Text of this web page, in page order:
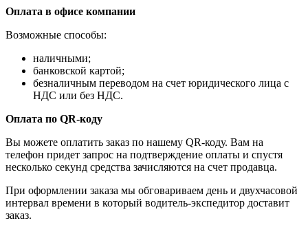
Оплата в офисе компании
Возможные способы:
наличными;
банковской картой;
безналичным переводом на счет юридического лица с
НДС или без НДС.
Оплата по QR-коду
Вы можете оплатить заказ по нашему QR-коду. Вам на
телефон придет запрос на подтверждение оплаты и спустя
несколько секунд средства зачисляются на счет продавца.
При оформлении заказа мы обговариваем день и двухчасовой
интервал времени в который водитель-экспедитор доставит
заказ.